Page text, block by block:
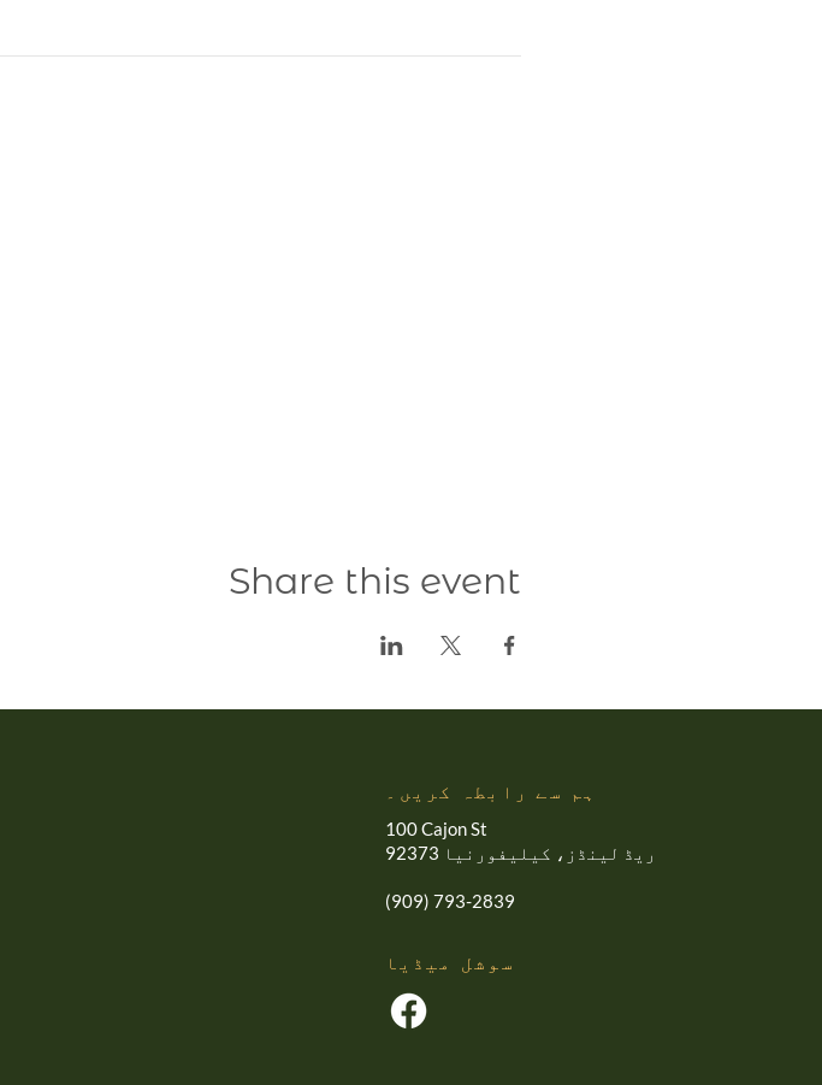
Share this event
ہم سے رابطہ کریں۔
100 Cajon St
ریڈ لینڈز، کیلیفورنیا 92373
(909) 793-2839
سوشل میڈیا